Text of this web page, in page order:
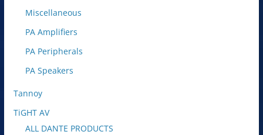
Miscellaneous
PA Amplifiers
PA Peripherals
PA Speakers
Tannoy
TiGHT AV
ALL DANTE PRODUCTS